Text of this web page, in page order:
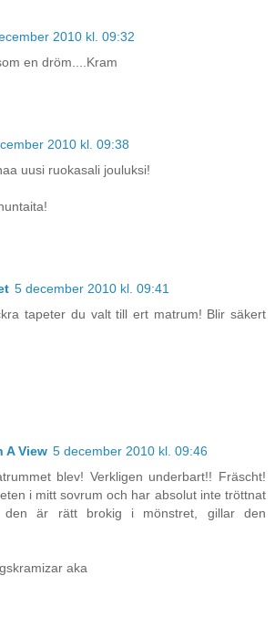
2010 kl. 09:32
en dröm....Kram
2010 kl. 09:38
uusi ruokasali jouluksi!
5 december 2010 kl. 09:41
tapeter du valt till ert matrum! Blir säkert
A View 5 december 2010 kl. 09:46
blev! Verkligen underbart!! Fräscht!
i mitt sovrum och har absolut inte tröttnat
är rätt brokig i mönstret, gillar den
aka